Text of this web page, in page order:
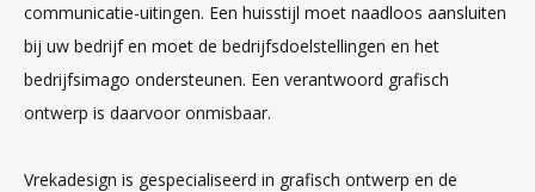
communicatie-uitingen. Een huisstijl moet naadloos aansluiten
bij uw bedrijf en moet de bedrijfsdoelstellingen en het
bedrijfsimago ondersteunen. Een verantwoord grafisch
ontwerp is daarvoor onmisbaar.
Vrekadesign is gespecialiseerd in grafisch ontwerp en de